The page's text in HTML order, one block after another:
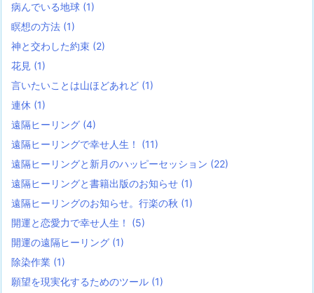
病んでいる地球 (1)
瞑想の方法 (1)
神と交わした約束 (2)
花見 (1)
言いたいことは山ほどあれど (1)
連休 (1)
遠隔ヒーリング (4)
遠隔ヒーリングで幸せ人生！ (11)
遠隔ヒーリングと新月のハッピーセッション (22)
遠隔ヒーリングと書籍出版のお知らせ (1)
遠隔ヒーリングのお知らせ。行楽の秋 (1)
開運と恋愛力で幸せ人生！ (5)
開運の遠隔ヒーリング (1)
除染作業 (1)
願望を現実化するためのツール (1)